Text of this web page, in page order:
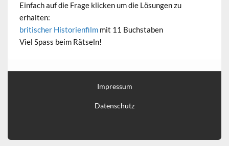
Einfach auf die Frage klicken um die Lösungen zu
erhalten:
britischer Historienfilm mit 11 Buchstaben
Viel Spass beim Rätseln!
Impressum
Datenschutz